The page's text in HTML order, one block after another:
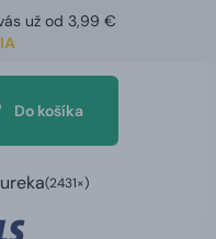
už od 3,99 €
Do košíka
(2431×)